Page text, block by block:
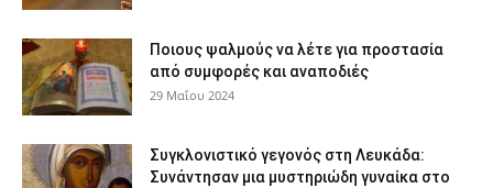
Ποιους ψαλμούς να λέτε για προστασία
από συμφορές και αναποδιές
29 Μαΐου 2024
Συγκλονιστικό γεγονός στη Λευκάδα:
Συνάντησαν μια μυστηριώδη γυναίκα στο